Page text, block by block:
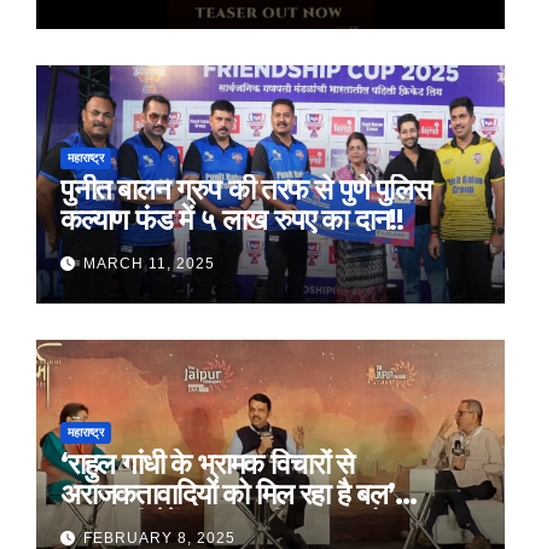
महाराष्ट्र
पुनीत बालन ग्रुप की तरफ से पुणे पुलिस
कल्याण फंड में ५ लाख रुपए का दान!!
MARCH 11, 2025
महाराष्ट्र
‘राहुल गांधी के भ्रामक विचारों से
अराजकतावादियों को मिल रहा है बल’
मुख्यमंत्री देवेंद्र फडणवीस का आरोप
FEBRUARY 8, 2025